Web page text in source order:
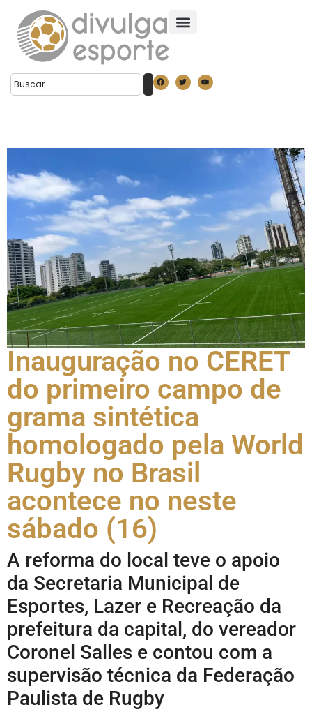
Inauguração no CERET
do primeiro campo de
grama sintética
homologado pela World
Rugby no Brasil
acontece no neste
sábado (16)
A reforma do local teve o apoio
da Secretaria Municipal de
Esportes, Lazer e Recreação da
prefeitura da capital, do vereador
Coronel Salles e contou com a
supervisão técnica da Federação
Paulista de Rugby